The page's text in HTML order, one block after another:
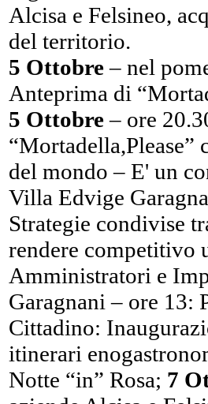
Alcisa e Felsineo,
del territorio.
5 Ottobre– nel
Anteprima di
5 Ottobre– ore
del mondo – E' un
Villa Edvige
Strategie condivise
rendere competitivo
Amministratori e
Garagnani – ore 13:
Cittadino:
itinerari
Notte “in” Rosa; 7